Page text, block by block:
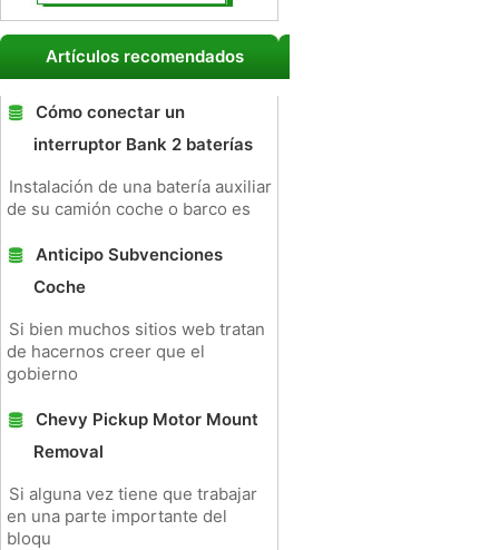
Artículos recomendados
Cómo conectar un
interruptor Bank 2 baterías
Instalación de una batería auxiliar
de su camión coche o barco es
Anticipo Subvenciones
Coche
Si bien muchos sitios web tratan
de hacernos creer que el
gobierno
Chevy Pickup Motor Mount
Removal
Si alguna vez tiene que trabajar
en una parte importante del
bloqu